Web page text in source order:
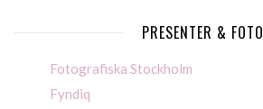
PRESENTER & FOTO
Fotografiska Stockholm
Fyndiq